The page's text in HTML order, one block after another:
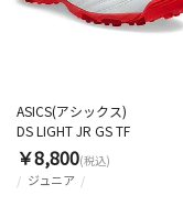
ジュニア
ASICS(アシックス)
DS LIGHT JR GS TF
￥8,800(税込)